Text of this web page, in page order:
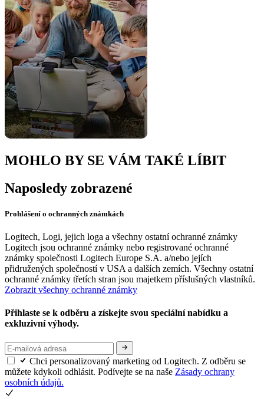
MOHLO BY SE VÁM TAKÉ LÍBIT
Naposledy zobrazené
Prohlášení o ochranných známkách
Logitech, Logi, jejich loga a všechny ostatní ochranné známky
Logitech jsou ochranné známky nebo registrované ochranné
známky společnosti Logitech Europe S.A. a/nebo jejích
přidružených společností v USA a dalších zemích. Všechny ostatní
ochranné známky třetích stran jsou majetkem příslušných vlastníků.
Zobrazit všechny ochranné známky
Přihlaste se k odběru a získejte svou speciální nabídku a
exkluzivní výhody.
Chci personalizovaný marketing od Logitech. Z odběru se
můžete kdykoli odhlásit. Podívejte se na naše Zásady ochrany
osobních údajů.